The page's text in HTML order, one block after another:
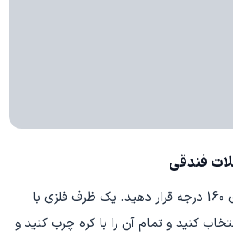
فندقی
در ابتدا دمای فر را روی 160 درجه قرار دهید. یک ظرف فلزی با
متر انتخاب کنید و تمام آن را با کره چرب کنید و